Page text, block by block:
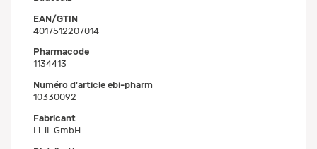
EAN/GTIN
4017512207014
Pharmacode
1134413
Numéro d'article ebi-pharm
10330092
Fabricant
Li-iL GmbH